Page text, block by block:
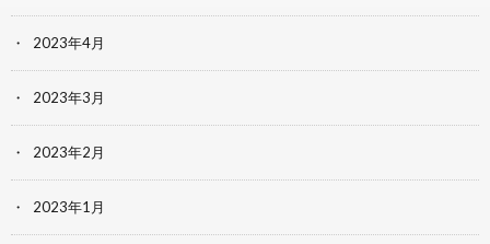
2023年4月
2023年3月
2023年2月
2023年1月